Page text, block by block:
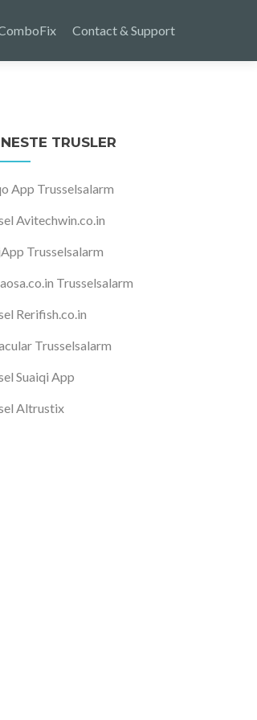
Contact & Support
TRUSLER
App Trusselsalarm
Avitechwin.co.in
Trusselsalarm
Trusselsalarm
Rerifish.co.in
Trusselsalarm
Suaiqi App
Altrustix